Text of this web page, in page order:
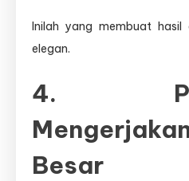
Inilah yang membuat
elegan.
4.
Besar